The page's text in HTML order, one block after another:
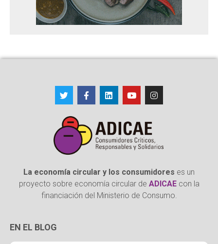
La economía circular y los consumidores es un
proyecto sobre economía circular de ADICAEcon la
financiación del Ministerio de Consumo.
EN EL BLOG